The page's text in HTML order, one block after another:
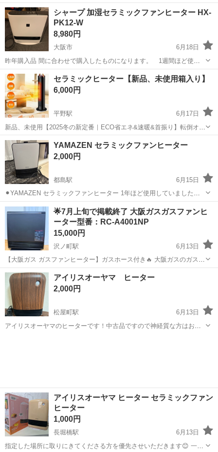
の出荷前処理・検査《お仕事No.8A785-JS》 お仕事について 各種めっ
き加工製品の出荷前処理、検査業務です。 ※業務の変更、就業場所の
変更の範囲、契約...
大阪 大阪市 玉出駅 その他
シャープ 加湿セラミックファンヒーター HX-
PK12-W
8,980円
大阪市
6月18日
昨年購入品 間に合わせで購入したものになります。 1週間ほど使用
し後は保管してありました。 汚れてはいないですが念のため清掃して
お渡し致します。 取りに来られる方限定です。 質問、分からない事は
お気軽にご相談ください。
大阪 大阪市 季節、空調家電 セラミックファンヒーター
セラミックヒーター【新品、未使用箱入り】
6,000円
平野駅
6月17日
新品、未使用【2025冬の新定番｜ECO省エネ&速暖&首振り】転倒オ
フ/温度設定/1～9Hタイマー機能 電気ストーブ 冷暖兼用 持ち運び 低騒
音 書斎/部屋/浴室/リビング/脱衣所/風呂/トイレ/洗面所 日本語説明書
PSE認証済
大阪 大阪市 季節、空調家電 セラミック
YAMAZEN セラミックファンヒーター
2,000円
都島駅
6月15日
⚫︎YAMAZEN セラミックファンヒーター 1年ほど使用していました。
箱はありません。 保証書も期間が切れたので無いです。
大阪 大阪市 都島駅 季節、空調家電
セラミックファンヒーター
🌟7月上旬で掲載終了 大阪ガスガスファンヒ
ーター型番：RC-A4001NP
15,000円
沢ノ町駅
6月13日
【大阪ガス ガスファンヒーター】ガスホース付き🔥 大阪ガスのガスフ
ァンヒーターです。 3シーズン使用しました。 動作確認済み◎ すぐ使
えます ・型番：RC-A4001NP ・都市ガス 12A・13A用 ・ガスホース付
き ...
大阪 大阪市 沢ノ町駅 季節、空調家電
ガスファンヒーター
アイリスオーヤマ ヒーター
2,000円
松屋町駅
6月13日
アイリスオーヤマのヒーターです！中古品ですので神経質な方はお控
アイリスオーヤマ ヒーター セラミックファン
ヒーター
1,000円
長堀橋駅
6月13日
指定した場所に取りにきてくださる方を優先させいただきます😊 一度